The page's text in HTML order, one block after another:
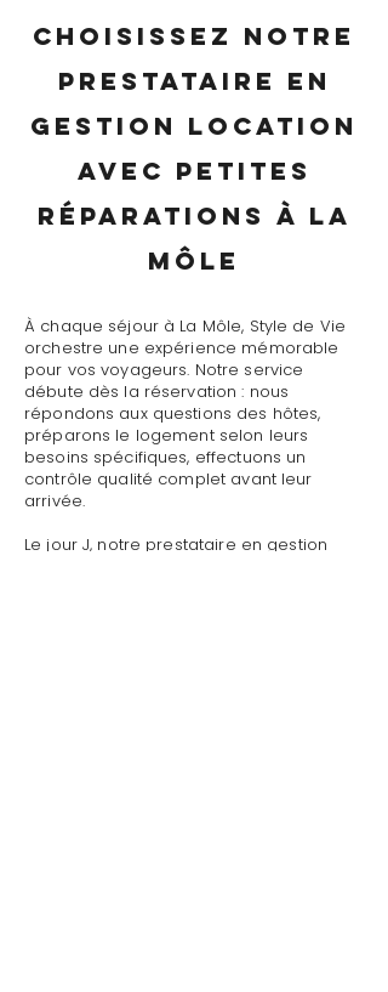
Choisissez notre
prestataire en
gestion location
avec petites
réparations à La
Môle
À chaque séjour à La Môle, Style de Vie
orchestre une expérience mémorable
pour vos voyageurs. Notre service
débute dès la réservation : nous
répondons aux questions des hôtes,
préparons le logement selon leurs
besoins spécifiques, effectuons un
contrôle qualité complet avant leur
arrivée.
Le jour J, notre prestataire en gestion